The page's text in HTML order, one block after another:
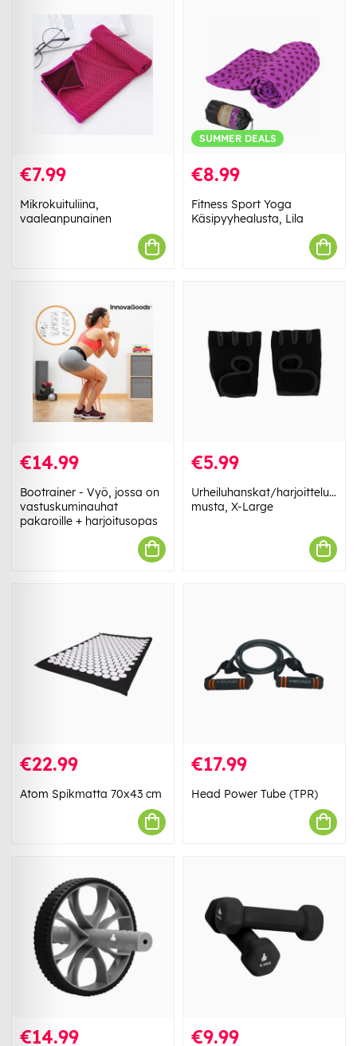
€7.99
Mikrokuituliina,
vaaleanpunainen
SUMMER DEALS
€8.99
Fitness Sport Yoga
Käsipyyhealusta, Lila
€14.99
Bootrainer - Vyö, jossa on
vastuskuminauhat
pakaroille + harjoitusopas
€5.99
Urheiluhanskat/
musta, X-Large
€22.99
Atom Spikmatta 70x43 cm
€17.99
Head Power Tube (TPR)
€14.99 €9.99